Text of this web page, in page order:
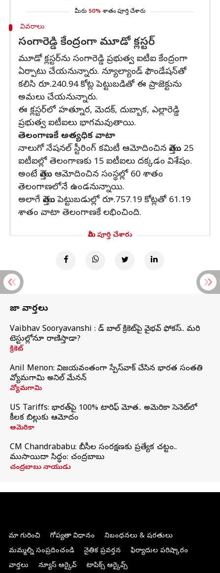
మీరు 50% శాతం పూర్తి చేశారు
వివరాలు
సంగారెడ్డి కేంద్రంగా మూడో క్లస్టర్
మూడో క్లస్టర్‌ను సంగారెడ్డి ప్రభుత్వ ఐటీఐ కేంద్రంగా
ఏర్పాటు చేయనున్నారు. న్యూల్యాండ్‌ ఫౌండేషన్‌తో
కలిసి రూ.240.94 కోట్ల పెట్టుబడితో ఈ ప్రాజెక్టును
అమలు చేయనున్నారు.
ఈ క్లస్టర్‌లో హత్నూర, మెదక్‌, దుబ్బాక, ఎల్లారెడ్డి
ప్రభుత్వ ఐటీఐలు భాగమవుతాయి.
తెలంగాణకే అత్యధిక వాటా
నాలుగో నేషనల్‌ స్టీరింగ్‌ కమిటీ ఆమోదించిన మొత్తం 25
ఐటీఐల్లో తెలంగాణకు 15 ఐటీఐలు దక్కడం విశేషం.
అంటే మొత్తం ఆమోదించిన సంస్థల్లో 60 శాతం
తెలంగాణలోనే ఉండనున్నాయి.
అలాగే మొత్తం పెట్టుబడుల్లో రూ.757.19 కోట్లతో 61.19
శాతం వాటా తెలంగాణకే లభించింది.
మీరు పూర్తి చేశారు
తాజా వార్తలు
Vaibhav Sooryavanshi : రెడ్ బాల్ క్రికెట్‌పై వైభవ్ ఫోకస్.. మరి
టెస్టుల్లోనూ రాణిస్తాడా?
క్రికెట్
Anil Menon: విజయవంతంగా స్పేస్‌వాక్‌ చేసిన భారత సంతతి
వ్యోమగామి అనిల్‌ మేనన్
వ్యోమగామి
US Tariffs: భారత్‌పై 100% టారిఫ్‌ మోత.. అమెరికా సెనెట్‌లో
కీలక బిల్లుకు ఆమోదం
అమెరికా
CM Chandrababu: బీసీల సంరక్షణకు ప్రత్యేక చట్టం..
ముసాయిదా సిద్ధం: చంద్రబాబు
చంద్రబాబు నాయుడు
మా గురించి గోప్యతా విధానం
నిబంధనలు & షరతులు
మమ్మల్ని సంప్రదించండి
నైతిక ప్రవర్తన
ఫిర్యాదుల పరిష్కారం
వార్తలు
న్యూస్ ఆర్కైవ్ టాపిక్స్ ఆర్కైవ్స్